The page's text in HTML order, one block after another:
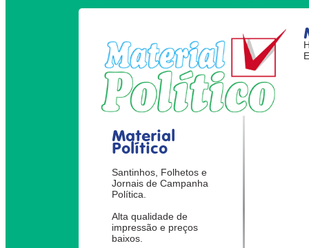
Material
Político
Santinhos, Folhetos e
Jornais de Campanha
Política.
Alta qualidade de
impressão e preços
baixos.